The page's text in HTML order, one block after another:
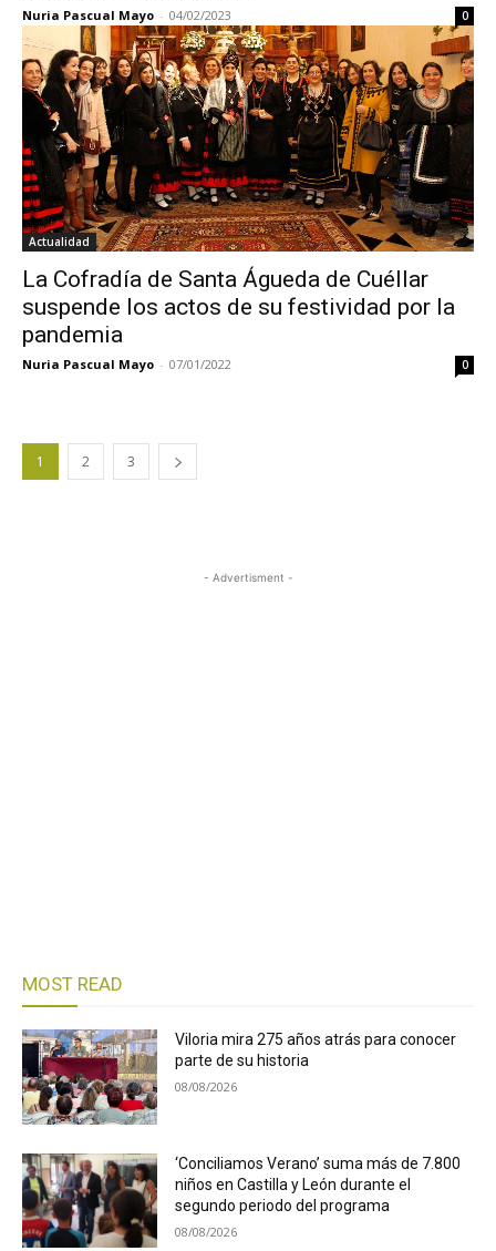
Nuria Pascual Mayo - 04/02/2023 0
Actualidad
La Cofradía de Santa Águeda de Cuéllar
suspende los actos de su festividad por la
pandemia
Nuria Pascual Mayo - 07/01/2022 0
1 2 3
- Advertisment -
MOST READ
Viloria mira 275 años atrás para conocer
parte de su historia
08/08/2026
‘Conciliamos Verano’ suma más de 7.800
niños en Castilla y León durante el
segundo periodo del programa
08/08/2026